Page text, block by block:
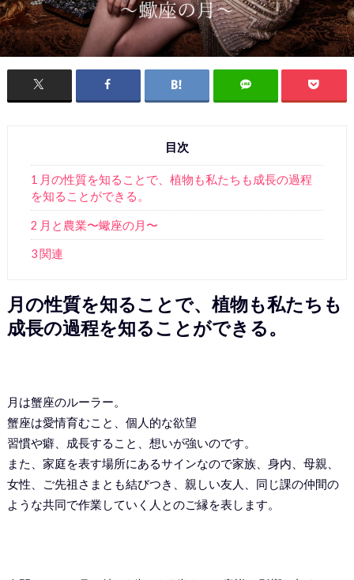
目次
1 月の性質を知ることで、植物も私たちも成長の過程
を知ることができる。
2 月と農業〜蠍座の月〜
3 関連
月の性質を知ることで、植物も私たちも
成長の過程を知ることができる。
月は蟹座のルーラー。
蟹座は愛情育むこと、個人的な欲望
習慣や癖、成長すること、想いが強いのです。
また、家庭を表す場所にあるサインなので家族、身内、母親、
女性、ご先祖さまとも結びつき、親しい友人、同じ課の仲間の
ような共同で作業していく人とのご縁を表します。